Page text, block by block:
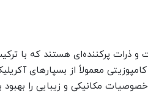
ذرات پرکننده‌ای هستند که با
معمولاً از بسپارهای
مکانیکی و زیبایی را بهبود